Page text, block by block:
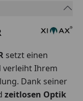
setzt einen
verleiht Ihrem
Dank seiner
zeitlosen Optik